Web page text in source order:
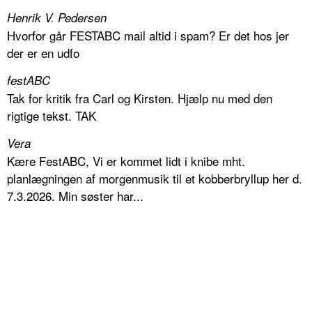
Henrik V. Pedersen
Hvorfor går FESTABC mail altid i spam? Er det hos jer
der er en udfo
festABC
Tak for kritik fra Carl og Kirsten. Hjælp nu med den
rigtige tekst. TAK
Vera
Kære FestABC, Vi er kommet lidt i knibe mht.
planlægningen af morgenmusik til et kobberbryllup her d.
7.3.2026. Min søster har...